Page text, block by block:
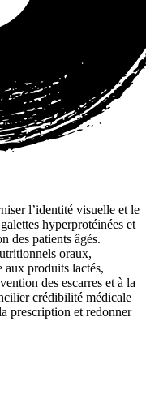
l’identité visuelle et le
hyperprotéinées et
des patients âgés.
oraux,
produits lactés,
des escarres et à la
crédibilité médicale
prescription et redonner